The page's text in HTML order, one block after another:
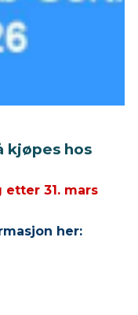
kjøpes hos
31. mars
her: